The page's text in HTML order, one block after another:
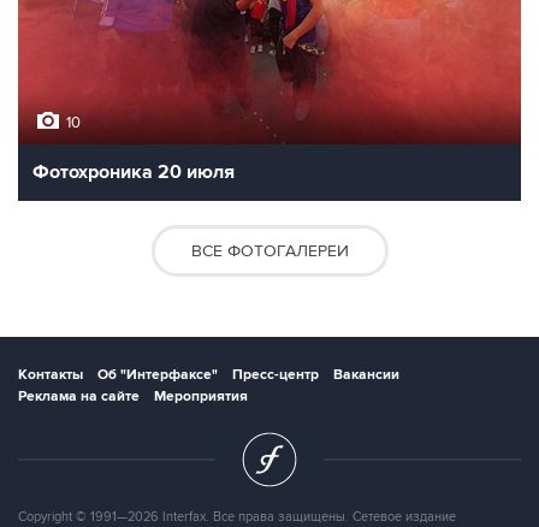
10
Фотохроника 20 июля
ВСЕ ФОТОГАЛЕРЕИ
Контакты Об "Интерфаксе" Пресс-центр
Вакансии
Реклама на сайте
Мероприятия
Copyright © 1991—2026 Interfax. Все права защищены. Сетевое издание